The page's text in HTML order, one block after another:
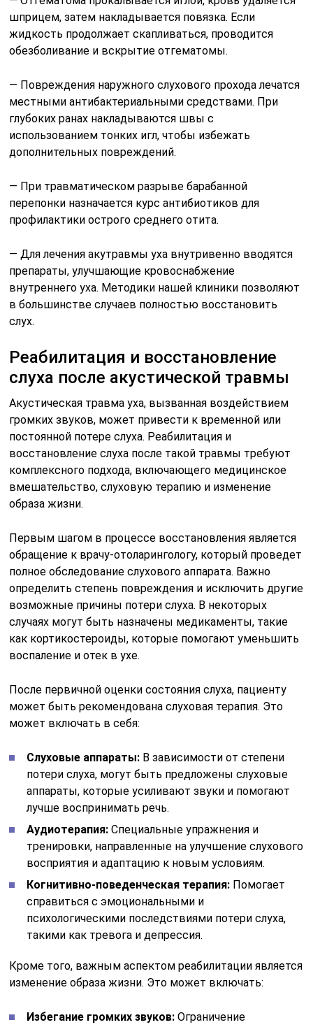
шприцем, затем накладывается повязка. Если
жидкость продолжает скапливаться, проводится
обезболивание и вскрытие отгематомы.
— Повреждения наружного слухового прохода лечатся
местными антибактериальными средствами. При
глубоких ранах накладываются швы с
использованием тонких игл, чтобы избежать
дополнительных повреждений.
— При травматическом разрыве барабанной
перепонки назначается курс антибиотиков для
профилактики острого среднего отита.
— Для лечения акутравмы уха внутривенно вводятся
препараты, улучшающие кровоснабжение
внутреннего уха. Методики нашей клиники позволяют
в большинстве случаев полностью восстановить
слух.
Реабилитация и восстановление
слуха после акустической травмы
Акустическая травма уха, вызванная воздействием
громких звуков, может привести к временной или
постоянной потере слуха. Реабилитация и
восстановление слуха после такой травмы требуют
комплексного подхода, включающего медицинское
вмешательство, слуховую терапию и изменение
образа жизни.
Первым шагом в процессе восстановления является
обращение к врачу-отоларингологу, который проведет
полное обследование слухового аппарата. Важно
определить степень повреждения и исключить другие
возможные причины потери слуха. В некоторых
случаях могут быть назначены медикаменты, такие
как кортикостероиды, которые помогают уменьшить
воспаление и отек в ухе.
После первичной оценки состояния слуха, пациенту
может быть рекомендована слуховая терапия. Это
может включать в себя:
Слуховые аппараты: В зависимости от степени
потери слуха, могут быть предложены слуховые
аппараты, которые усиливают звуки и помогают
лучше воспринимать речь.
Аудиотерапия: Специальные упражнения и
тренировки, направленные на улучшение слухового
восприятия и адаптацию к новым условиям.
Когнитивно-поведенческая терапия: Помогает
справиться с эмоциональными и
психологическими последствиями потери слуха,
такими как тревога и депрессия.
Кроме того, важным аспектом реабилитации является
изменение образа жизни. Это может включать:
Избегание громких звуков: Ограничение